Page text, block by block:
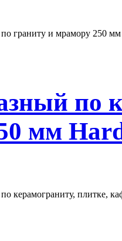
граниту и мрамору 250 мм
по
мм
керамограниту, плитке,